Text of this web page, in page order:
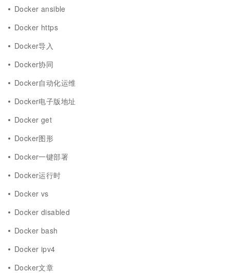
Docker ansible
Docker https
Docker导入
Docker协同
Docker自动化运维
Docker电子版地址
Docker get
Docker图形
Docker一键部署
Docker运行时
Docker vs
Docker disabled
Docker bash
Docker ipv4
Docker文章